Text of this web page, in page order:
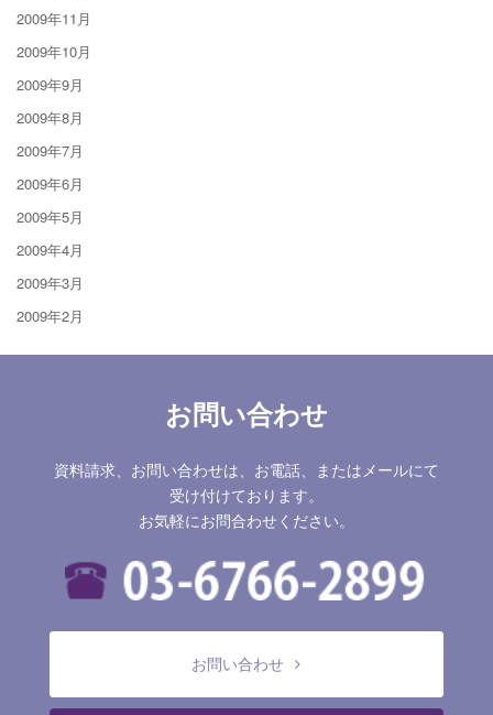
2009年11月
2009年10月
2009年9月
2009年8月
2009年7月
2009年6月
2009年5月
2009年4月
2009年3月
2009年2月
お問い合わせ
資料請求、お問い合わせは、お電話、またはメールにて
受け付けております。
お気軽にお問合わせください。
お問い合わせ